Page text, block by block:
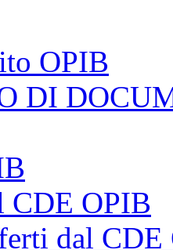
OPIB
DI
CDE OPIB
dal CDE